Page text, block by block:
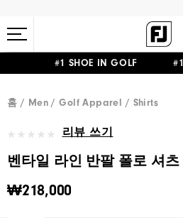
#1 SHOE IN GOLF #1
홈 Men Golf Apparel Shirts
리뷰 쓰기
벤타일 라인 반팔 폴로 셔츠
₩218,000